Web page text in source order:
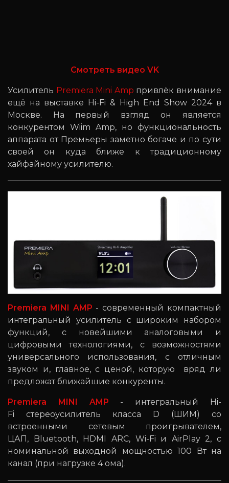
Смотреть видео VK
Усилитель Premiera Mini Amp привлёк внимание
ещё на выставке Hi-Fi & High End Show 2024 в
Москве. На первый взгляд он является
конкурентом Wiim Amp, но функциональность
аппарата от Премьеры заметно богаче и по сути
своей он куда ближе к традиционному
хайфайному усилителю.
Premiera MINI AMP - современный компактный
интегральный усилитель с широким набором
функций, с новейшими аналоговыми и
цифровыми технологиями, с возможностями
универсального использования, с отличным
звуком и, главное, с ценой, которую вряд ли
предложат ближайшие конкуренты.
Premiera MINI AMP - интегральный Hi-
Fi стереоусилитель класса D (ШИМ) со
встроенными сетевым проигрывателем,
ЦАП, Bluetooth, HDMI ARC, Wi-Fi и AirPlay 2, с
номинальной выходной мощностью 100 Вт на
канал (при нагрузке 4 ома).